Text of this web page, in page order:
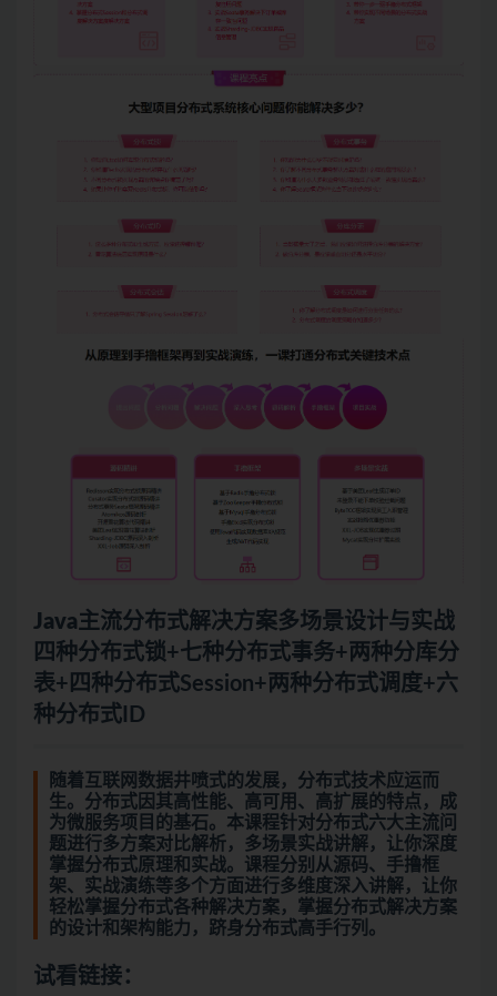
Java主流分布式解决方案多场景设计与实战
四种分布式锁+七种分布式事务+两种分库分
表+四种分布式Session+两种分布式调度+六
种分布式ID
随着互联网数据井喷式的发展，分布式技术应运而
生。分布式因其高性能、高可用、高扩展的特点，成
为微服务项目的基石。本课程针对分布式六大主流问
题进行多方案对比解析，多场景实战讲解，让你深度
掌握分布式原理和实战。课程分别从源码、手撸框
架、实战演练等多个方面进行多维度深入讲解，让你
轻松掌握分布式各种解决方案，掌握分布式解决方案
的设计和架构能力，跻身分布式高手行列。
试看链接：